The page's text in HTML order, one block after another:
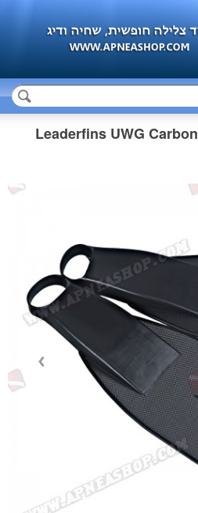
סנפירים למשחקי מים Leaderfins UWG Carbon